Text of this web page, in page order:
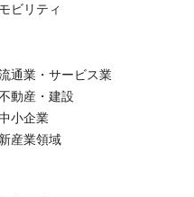
モビリティ
通業・サービス業
動産・建設
小企業
新産業領域